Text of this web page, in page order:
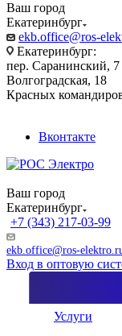
Ваш город
Екатеринбург
ekb.office@ros-
Екатеринбург:
пер. Саранинский, 7
Волгоградская, 18
Красных
Вконтакте
Ваш город
Екатеринбург
+7 (343) 217-03-99
ekb.office@ros-
Вход в оптовую
Услуги